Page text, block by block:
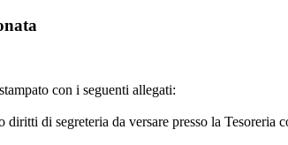
con i seguenti allegati:
diritti di segreteria da versare presso la